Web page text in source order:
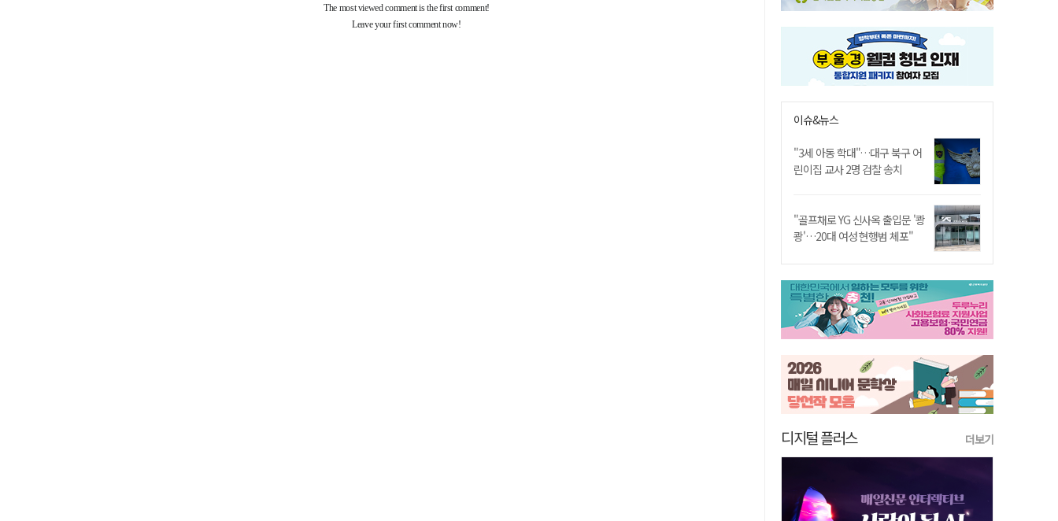
이슈&뉴스
"3세 아동 학대"…대구 북구 어
린이집 교사 2명 검찰 송치
"골프채로 YG 신사옥 출입문 '쾅
쾅'…20대 여성 현행범 체포"
디지털 플러스 더보기